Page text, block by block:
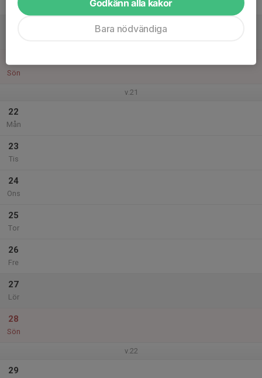
Fre
Sön
v.21
22
Mån
23
Tis
24
Ons
25
Tor
26
Fre
27
Lör
28
Sön
v.22
29
Godkänn alla kakor
Bara nödvändiga